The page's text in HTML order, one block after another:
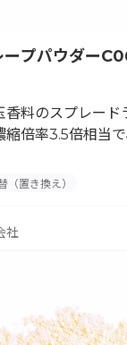
プパウダー
香料のスプレー
縮倍率3.5倍相当
味付けに最適な
を使用して粉末化
す。 水分との相
を謳う事ができ
（置き換え）
社